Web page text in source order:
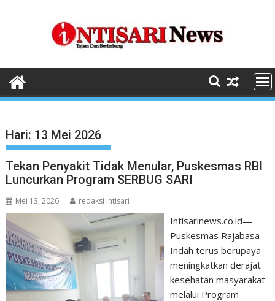
Hari: 13 Mei 2026
Tekan Penyakit Tidak Menular, Puskesmas RBI
Luncurkan Program SERBUG SARI
Mei 13, 2026 redaksi intisari
Intisarinews.co.id—
Puskesmas Rajabasa
Indah terus berupaya
meningkatkan derajat
kesehatan masyarakat
melalui Program